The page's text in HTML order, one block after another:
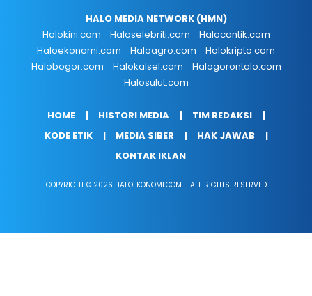
HALO MEDIA NETWORK (HMN)
Halokini.com
Haloselebriti.com
Halocantik.com
Haloekonomi.com
Haloagro.com
Halokripto.com
Halobogor.com
Halokalsel.com
Halogorontalo.com
Halosulut.com
HOME HISTORI MEDIA
TIM REDAKSI
KODE ETIK
MEDIA SIBER
HAK JAWAB
KONTAK IKLAN
COPYRIGHT © 2026 HALOEKONOMI.COM - ALL RIGHTS RESERVED